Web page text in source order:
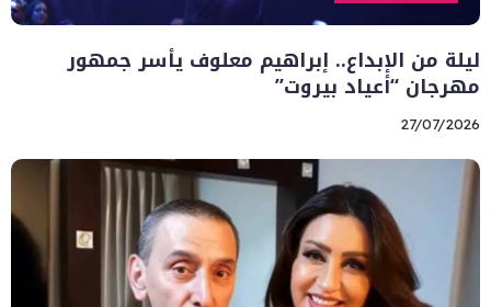
ليلة من الإبداع.. إبراهيم معلوف يأسر جمهور
مهرجان “أعياد بيروت”
27/07/2026